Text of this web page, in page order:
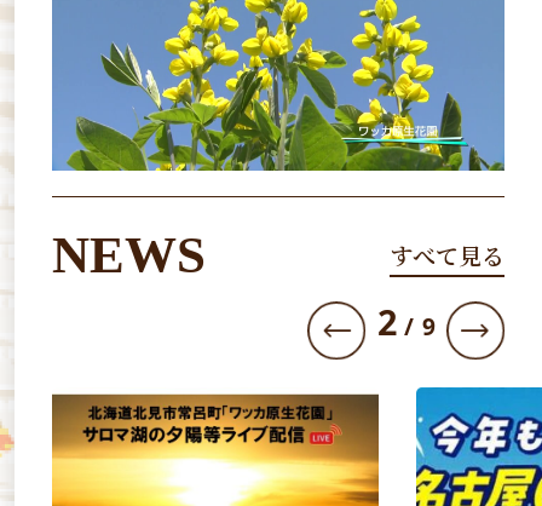
NEWS すべて見る
3 / 9